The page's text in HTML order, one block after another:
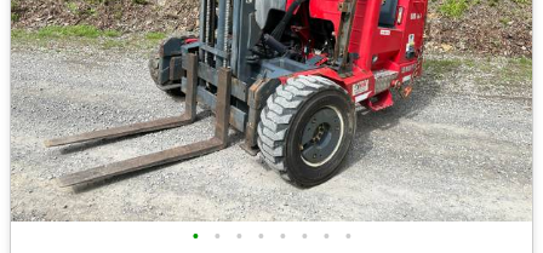
• • • • • • • •